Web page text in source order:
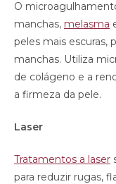
O
manchas, melasma
peles mais escuras,
manchas. Utiliza
de colágeno e a
a firmeza da pele.
Laser
Tratamentos a laser
para reduzir rugas,